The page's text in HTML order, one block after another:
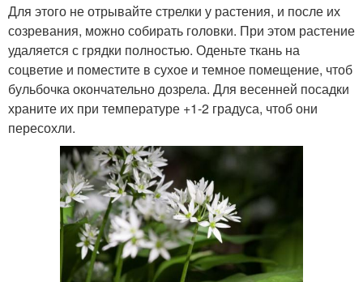
Для этого не отрывайте стрелки у растения, и после их
созревания, можно собирать головки. При этом растение
удаляется с грядки полностью. Оденьте ткань на
соцветие и поместите в сухое и темное помещение, чтоб
бульбочка окончательно дозрела. Для весенней посадки
храните их при температуре +1-2 градуса, чтоб они
пересохли.